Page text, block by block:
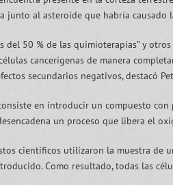
junto al asteroide que habría causado
del 50 % de las quimioterapias” y
cancerígenas de manera
secundarios negativos, destacó
en introducir un compuesto
un proceso que libera el
científicos utilizaron la muestra de
Como resultado, todas las